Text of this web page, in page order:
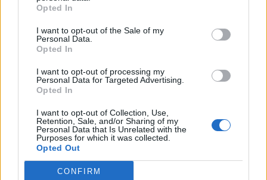
Opted In
I want to opt-out of the Sale of my
Personal Data.
Opted In
I want to opt-out of processing my
Personal Data for Targeted Advertising.
Opted In
I want to opt-out of Collection, Use,
Retention, Sale, and/or Sharing of my
Personal Data that Is Unrelated with the
Purposes for which it was collected.
Opted Out
CONFIRM
Υπόθεση Marfin: Έφθασε στην Ελλάδα η 46χρονη
22:30
πυρκαγιές
Χρήστος Δάντης: «Δεν περίμενα την αχαριστία, 22 χρόνια
μετά και συνάδελφοι προσπαθούν να ξεχάσουν ότι
έγραψα αυτό το τραγούδι»
22:14
Ξεκινούν τα δοκιμαστικά δρομολόγια της επέκτασης του